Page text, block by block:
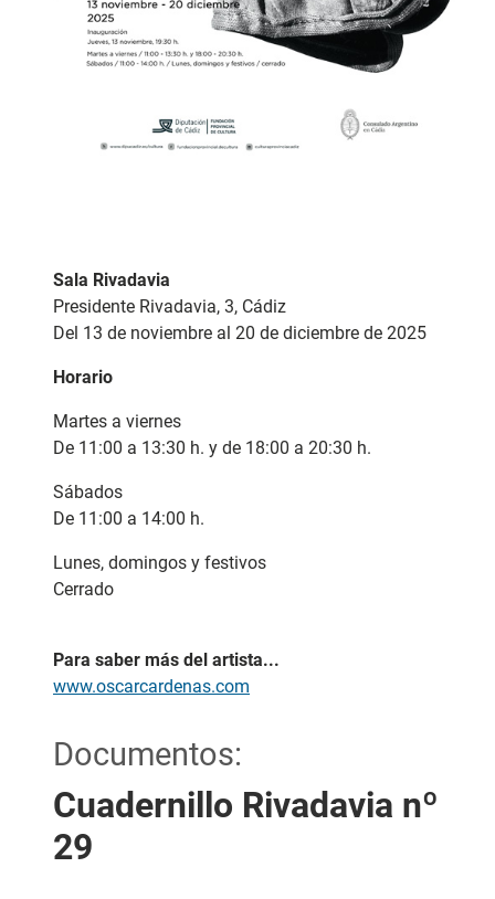
Sala Rivadavia
Presidente Rivadavia, 3, Cádiz
Del 13 de noviembre al 20 de diciembre de 2025
Horario
Martes a viernes
De 11:00 a 13:30 h. y de 18:00 a 20:30 h.
Sábados
De 11:00 a 14:00 h.
Lunes, domingos y festivos
Cerrado
Para saber más del artista...
www.oscarcardenas.com
Documentos:
Cuadernillo Rivadavia nº
29